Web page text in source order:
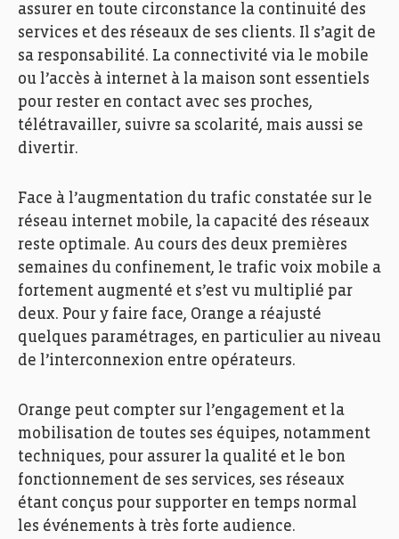
assurer en toute circonstance la continuité des
services et des réseaux de ses clients. Il s’agit de
sa responsabilité. La connectivité via le mobile
ou l’accès à internet à la maison sont essentiels
pour rester en contact avec ses proches,
télétravailler, suivre sa scolarité, mais aussi se
divertir.
Face à l’augmentation du trafic constatée sur le
réseau internet mobile, la capacité des réseaux
reste optimale. Au cours des deux premières
semaines du confinement, le trafic voix mobile a
fortement augmenté et s’est vu multiplié par
deux. Pour y faire face, Orange a réajusté
quelques paramétrages, en particulier au niveau
de l’interconnexion entre opérateurs.
Orange peut compter sur l’engagement et la
mobilisation de toutes ses équipes, notamment
techniques, pour assurer la qualité et le bon
fonctionnement de ses services, ses réseaux
étant conçus pour supporter en temps normal
les événements à très forte audience.